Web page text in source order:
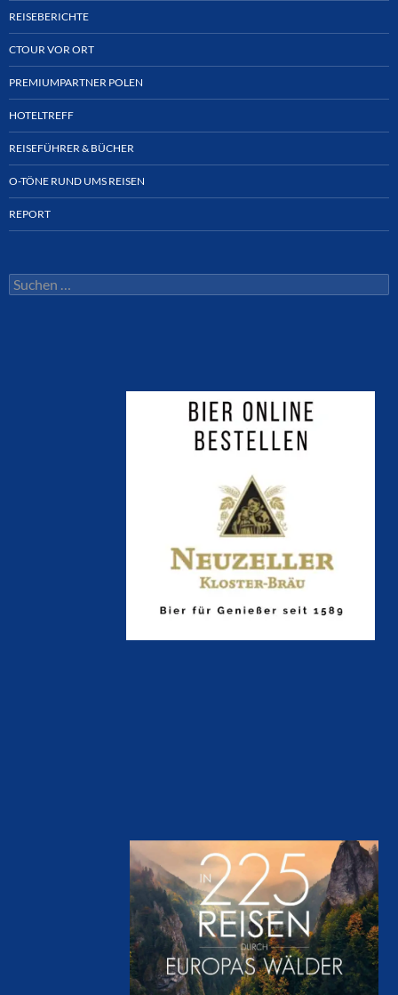
REISEBERICHTE
CTOUR VOR ORT
PREMIUMPARTNER POLEN
HOTELTREFF
REISEFÜHRER & BÜCHER
O-TÖNE RUND UMS REISEN
REPORT
Suchen
nach: